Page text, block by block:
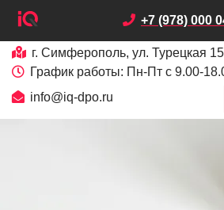
+7 (978) 000
г. Симферополь, ул. Турецкая
График работы: Пн-Пт с 9.00-
info@iq-dpo.ru